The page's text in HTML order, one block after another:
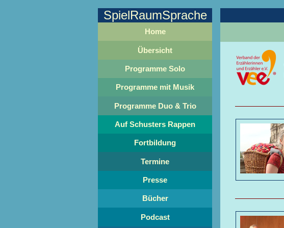
SpielRaumSprache
Home
Übersicht
Programme Solo
Programme mit Musik
Programme Duo & Trio
Auf Schusters Rappen
Fortbildung
Termine
Presse
Bücher
Podcast